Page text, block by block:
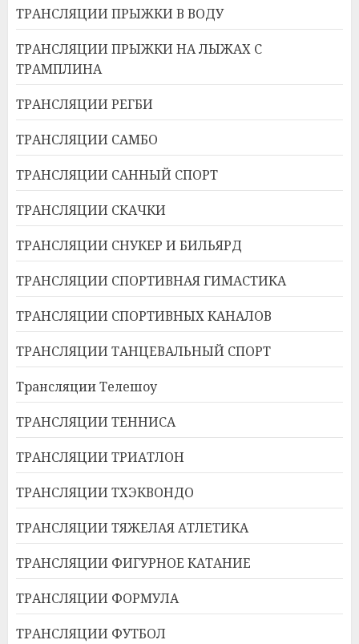
ТРАНСЛЯЦИИ ПРЫЖКИ В ВОДУ
ТРАНСЛЯЦИИ ПРЫЖКИ НА ЛЫЖАХ С
ТРАМПЛИНА
ТРАНСЛЯЦИИ РЕГБИ
ТРАНСЛЯЦИИ САМБО
ТРАНСЛЯЦИИ САННЫЙ СПОРТ
ТРАНСЛЯЦИИ СКАЧКИ
ТРАНСЛЯЦИИ СНУКЕР И БИЛЬЯРД
ТРАНСЛЯЦИИ СПОРТИВНАЯ ГИМАСТИКА
ТРАНСЛЯЦИИ СПОРТИВНЫХ КАНАЛОВ
ТРАНСЛЯЦИИ ТАНЦЕВАЛЬНЫЙ СПОРТ
Трансляции Телешоу
ТРАНСЛЯЦИИ ТЕННИСА
ТРАНСЛЯЦИИ ТРИАТЛОН
ТРАНСЛЯЦИИ ТХЭКВОНДО
ТРАНСЛЯЦИИ ТЯЖЕЛАЯ АТЛЕТИКА
ТРАНСЛЯЦИИ ФИГУРНОЕ КАТАНИЕ
ТРАНСЛЯЦИИ ФОРМУЛА
ТРАНСЛЯЦИИ ФУТБОЛ